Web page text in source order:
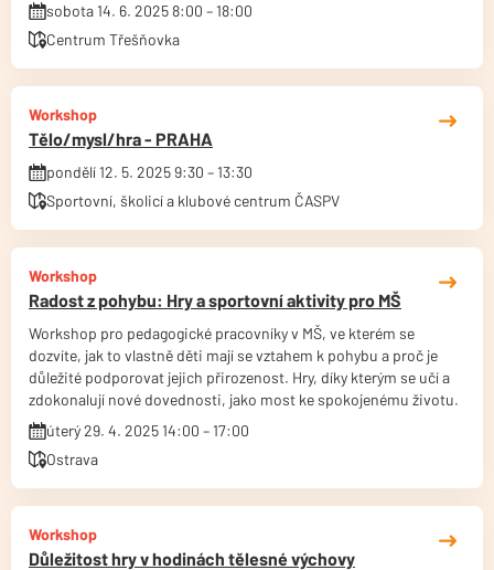
sobota 14. 6. 2025 8:00 – 18:00
Centrum Třešňovka
Workshop
Tělo/mysl/hra - PRAHA
pondělí 12. 5. 2025 9:30 – 13:30
Sportovní, školicí a klubové centrum ČASPV
Workshop
Radost z pohybu: Hry a sportovní aktivity pro MŠ
Workshop pro pedagogické pracovníky v MŠ, ve kterém se
dozvíte, jak to vlastně děti mají se vztahem k pohybu a proč je
důležité podporovat jejich přirozenost. Hry, díky kterým se učí a
zdokonalují nové dovednosti, jako most ke spokojenému životu.
úterý 29. 4. 2025 14:00 – 17:00
Ostrava
Workshop
Důležitost hry v hodinách tělesné výchovy